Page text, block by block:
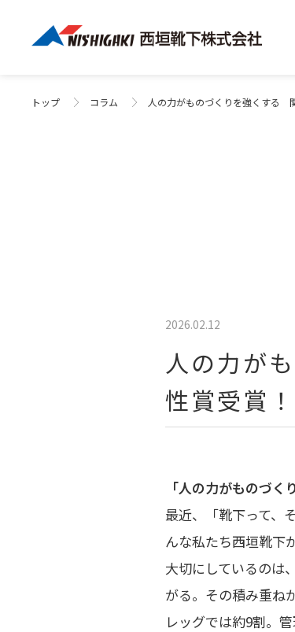
トップ コラム 人の力がものづくりを強くする
2026.02.12
人の力が
性賞受賞！
「人の力がものづく
最近、「靴下って、
んな私たち西垣靴下
大切にしているのは
がる。その積み重ね
レッグでは約9割。